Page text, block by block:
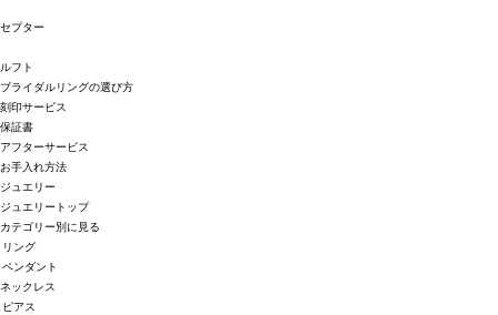
セプター
ルフト
ブライダルリングの選び方
刻印サービス
保証書
アフターサービス
お手入れ方法
ジュエリー
ジュエリートップ
カテゴリー別に見る
リング
ペンダント
ネックレス
ピアス